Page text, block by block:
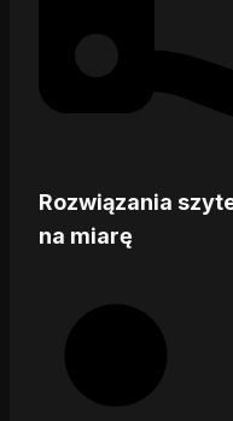
Rozwiązania
na miarę